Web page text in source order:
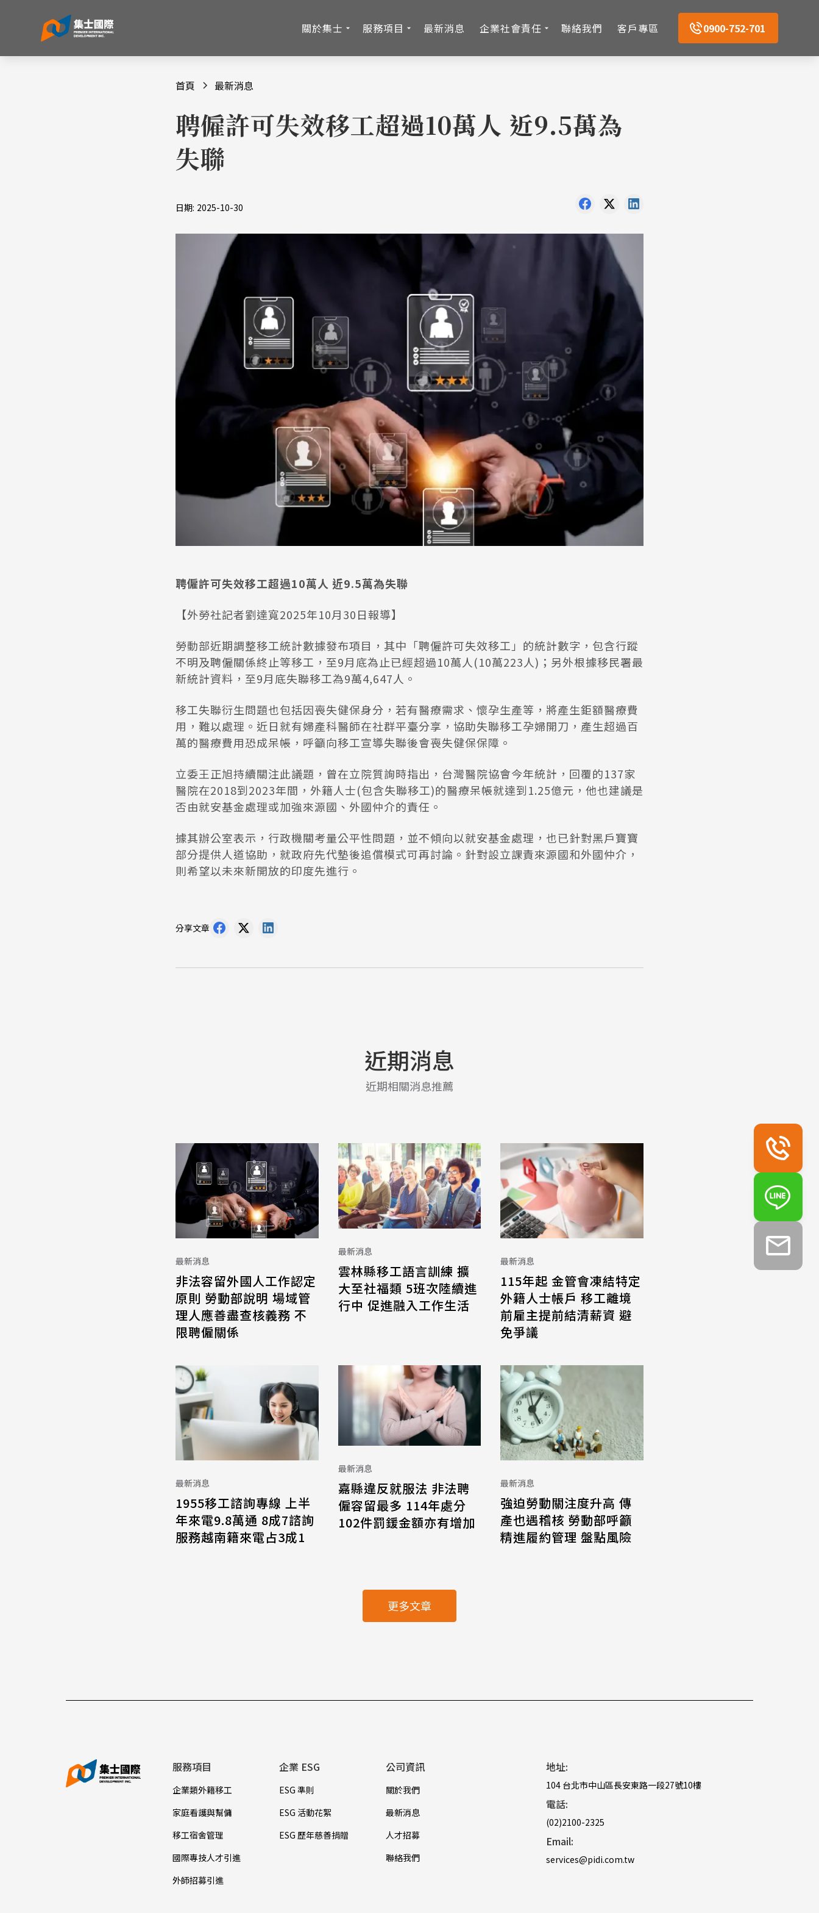
關於集士 服務項目 最新消息 企業社會責任 聯絡我們 客戶專區 0900-752-701
首頁 最新消息
聘僱許可失效移工超過10萬人 近9.5萬為
失聯
日期: 2025-10-30
聘僱許可失效移工超過10萬人 近9.5萬為失聯
【外勞社記者劉達寬2025年10月30日報導】
勞動部近期調整移工統計數據發布項目，其中「聘僱許可失效移工」的統計數字，包含行蹤
不明及聘僱關係終止等移工，至9月底為止已經超過10萬人(10萬223人)；另外根據移民署最
新統計資料，至9月底失聯移工為9萬4,647人。
移工失聯衍生問題也包括因喪失健保身分，若有醫療需求、懷孕生產等，將產生鉅額醫療費
用，難以處理。近日就有婦產科醫師在社群平臺分享，協助失聯移工孕婦開刀，產生超過百
萬的醫療費用恐成呆帳，呼籲向移工宣導失聯後會喪失健保保障。
立委王正旭持續關注此議題，曾在立院質詢時指出，台灣醫院協會今年統計，回覆的137家
醫院在2018到2023年間，外籍人士(包含失聯移工)的醫療呆帳就達到1.25億元，他也建議是
否由就安基金處理或加強來源國、外國仲介的責任。
據其辦公室表示，行政機關考量公平性問題，並不傾向以就安基金處理，也已針對黑戶寶寶
部分提供人道協助，就政府先代墊後追償模式可再討論。針對設立課責來源國和外國仲介，
則希望以未來新開放的印度先進行。
分享文章
近期消息
近期相關消息推薦
最新消息
非法容留外國人工作認定
原則 勞動部說明 場域管
理人應善盡查核義務 不
限聘僱關係
最新消息
雲林縣移工語言訓練 擴
大至社福類 5班次陸續進
行中 促進融入工作生活
最新消息
115年起 金管會凍結特定
外籍人士帳戶 移工離境
前雇主提前結清薪資 避
免爭議
最新消息
1955移工諮詢專線 上半
年來電9.8萬通 8成7諮詢
服務越南籍來電占3成1
最新消息
嘉縣違反就服法 非法聘
僱容留最多 114年處分
102件罰鍰金額亦有增加
最新消息
強迫勞動關注度升高 傳
產也遇稽核 勞動部呼籲
精進履約管理 盤點風險
更多文章
服務項目
企業類外籍移工
家庭看護與幫傭
移工宿舍管理
國際專技人才引進
外師招募引進
企業 ESG
ESG 準則
ESG 活動花絮
ESG 歷年慈善捐贈
公司資訊
關於我們
最新消息
人才招募
聯絡我們
地址:
104 台北市中山區長安東路一段27號10樓
電話:
(02)2100-2325
Email:
services@pidi.com.tw